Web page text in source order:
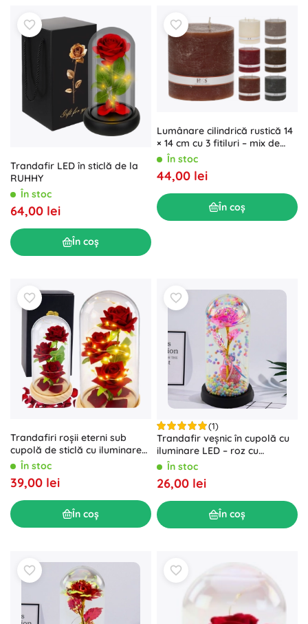
Trandafir LED în sticlă de la
RUHHY
În stoc
64,00 lei
În coș
Lumânare cilindrică rustică 14
× 14 cm cu 3 fitiluri – mix de
culori
În stoc
44,00 lei
În coș
Trandafiri roșii eterni sub
cupolă de sticlă cu iluminare
LED 21,5 × 11 cm
În stoc
39,00 lei
În coș
(1)
Trandafir veșnic în cupolă cu
iluminare LED – roz cu
inimioară și biluțe colorate
În stoc
26,00 lei
În coș